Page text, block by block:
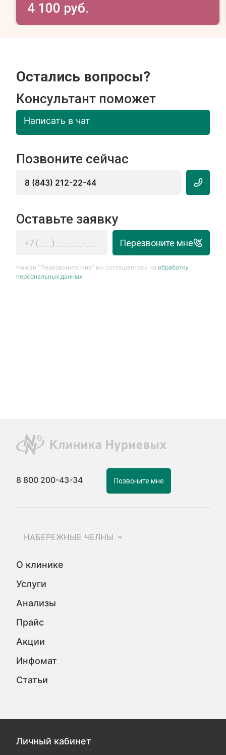
4 100 руб.
Остались вопросы?
Консультант поможет
Написать в чат
Позвоните сейчас
8 (843) 212-22-44
Оставьте заявку
Перезвоните мне
Нажав “Перезвоните мне” вы соглашаетесь наобработку
персональных данных
8 800 200-43-34 Позвоните мне
НАБЕРЕЖНЫЕ ЧЕЛНЫ
О клинике
Услуги
Анализы
Прайс
Акции
Инфомат
Статьи
Личный кабинет